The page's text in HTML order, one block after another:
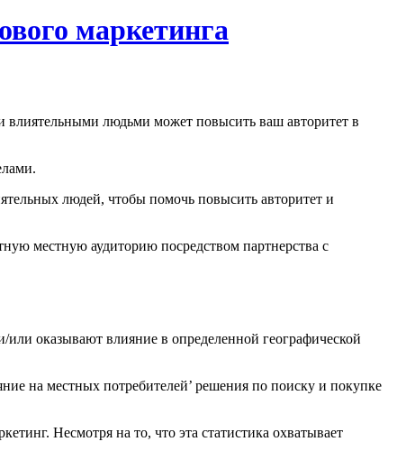
маркетинга
людей, чтобы помочь повысить авторитет и
местную аудиторию посредством партнерства с
оказывают влияние в определенной географической
на местных потребителей’ решения по поиску и покупке
Несмотря на то, что эта статистика охватывает